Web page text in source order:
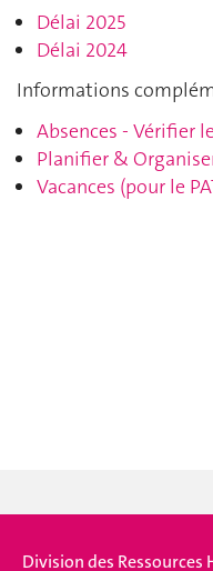
Délai 2025
Délai 2024
Informations
Absences - Vérifier
Planifier &
Vacances (pour le
Division des Ressources